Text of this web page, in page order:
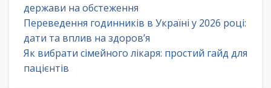
держави на обстеження
Переведення годинників в Україні у 2026 році:
дати та вплив на здоров’я
Як вибрати сімейного лікаря: простий гайд для
пацієнтів